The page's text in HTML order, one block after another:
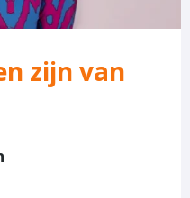
zijn van